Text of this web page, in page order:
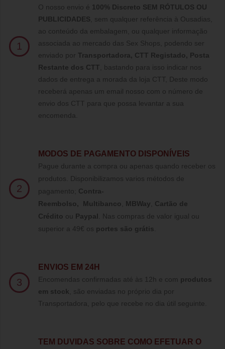
1
O nosso envio é 100% Discreto SEM RÓTULOS OU
PUBLICIDADES , sem qualquer referência à Ousadias,
ao conteúdo da embalagem, ou qualquer informação
associada ao mercado das Sex Shops, podendo ser
enviado por Transportadora, CTT Registado, Posta
Restante dos CTT , bastando para isso indicar nos
dados de entrega a morada da loja CTT, Deste modo
receberá apenas um email nosso com o número de
envio dos CTT para que possa levantar a sua
encomenda.
2
MODOS DE PAGAMENTO DISPONÍVEIS
Pague durante a compra ou apenas quando receber os
produtos. Disponibilizamos varios métodos de
pagamento; Contra-
Reembolso, Multibanco MBWay
Cartão de
Crédito ou Paypal
Nas compras de valor igual ou
superior a 49€ os portes são grátis
3
ENVIOS EM 24H
Encomendas confirmadas até às 12h e com produtos
em stock , são enviadas no próprio dia por
Transportadora, pelo que recebe no dia útil seguinte.
TE M DUVIDAS SOBRE COMO EFETUAR O